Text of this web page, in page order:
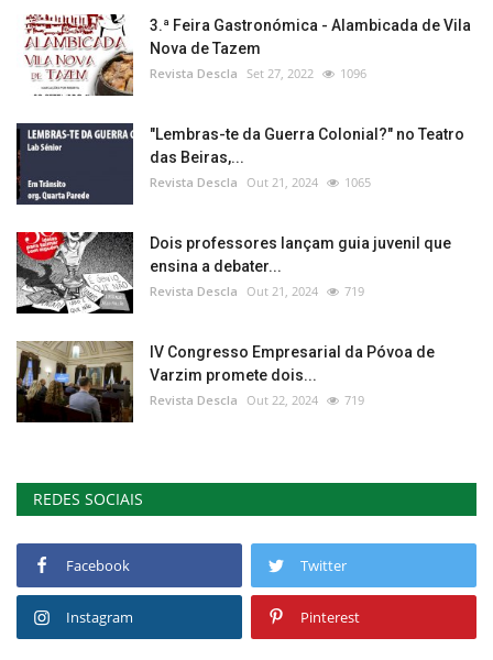
3.ª Feira Gastronómica - Alambicada de Vila
Nova de Tazem
Revista Descla Set 27, 2022 1096
"Lembras-te da Guerra Colonial?" no Teatro
das Beiras,...
Revista Descla Out 21, 2024 1065
Dois professores lançam guia juvenil que
ensina a debater...
Revista Descla Out 21, 2024 719
IV Congresso Empresarial da Póvoa de
Varzim promete dois...
Revista Descla Out 22, 2024 719
REDES SOCIAIS
Facebook Twitter
Instagram Pinterest